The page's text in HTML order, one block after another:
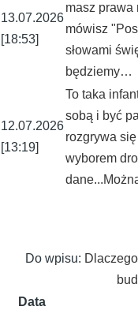
13.07.2026
[18:53]
masz prawa
mówisz
słowami
będziemy…
12.07.2026
[13:19]
To taka
sobą i być
rozgrywa
wyborem
Do wpisu:
Data